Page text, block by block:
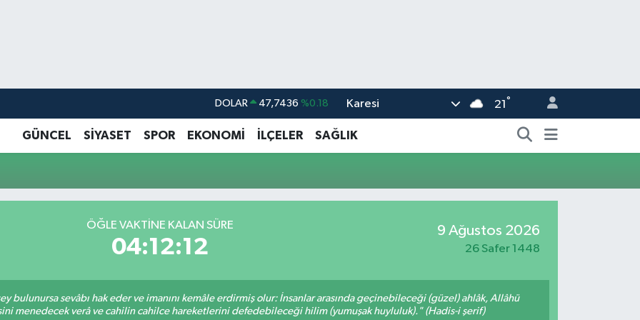
DOLAR 47,7436 %0.18
EURO 55,2510 %0.32
STERLİN 64,4811 %0.38
BITCOIN
Karesi 21 °
GÜNCEL SİYASET SPOR EKONOMİ İLÇELER SAĞLIK
ÖĞLE VAKTINE KALAN SÜRE
04:12:12
9 Ağustos 2026
26 Safer 1448
bulunursa sevâbı hak eder ve imanını kemâle erdirmiş olur: İnsanlar arasında geçinebileceği (güzel) ahlâk, Allâhü
menedecek verâ ve cahilin cahilce hareketlerini defedebileceği hilim (yumuşak huyluluk)." (Hadis-i şerif)